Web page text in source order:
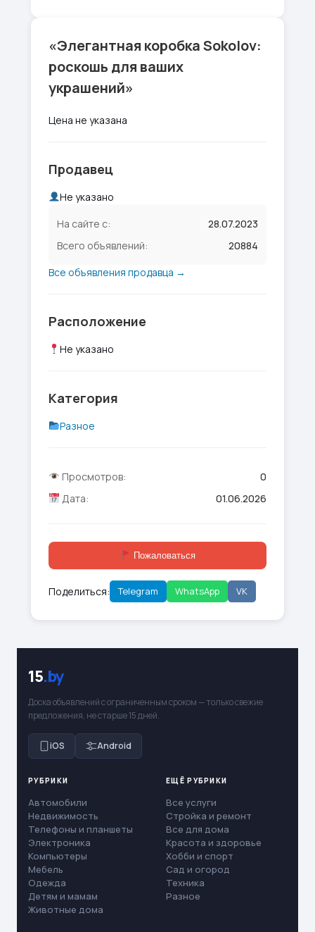
«Элегантная коробка Sokolov:
роскошь для ваших
украшений»
Цена не указана
Продавец
Не указано
На сайте с:
28.07.2023
Всего объявлений:
20884
Все объявления продавца →
Расположение
Не указано
Категория
Разное
Просмотров:
0
Дата:
01.06.2026
Пожаловаться
Поделиться: Telegram WhatsApp VK
15.by
Доска объявлений с ограниченным сроком — только свежие
предложения, не старше 15 дней.
iOS Android
РУБРИКИ
Автомобили
Недвижимость
Телефоны и планшеты
Электроника
Компьютеры
Мебель
Одежда
Детям и мамам
Животные дома
ЕЩЁ РУБРИКИ
Все услуги
Стройка и ремонт
Все для дома
Красота и здоровье
Хобби и спорт
Сад и огород
Техника
Разное